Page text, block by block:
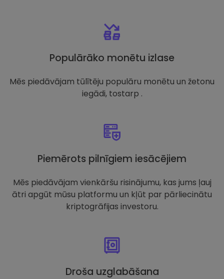
Populārāko monētu izlase
Mēs piedāvājam tūlītēju populāru monētu un žetonu
iegādi, tostarp .
Piemērots pilnīgiem iesācējiem
Mēs piedāvājam vienkāršu risinājumu, kas jums ļauj
ātri apgūt mūsu platformu un kļūt par pārliecinātu
kriptogrāfijas investoru.
Droša uzglabāšana